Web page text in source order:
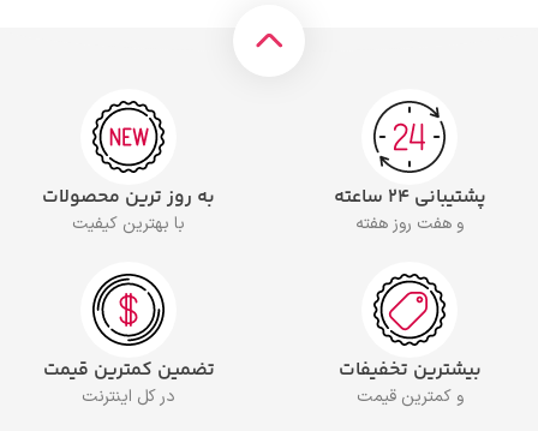
پشتیبانی ۲۴ ساعته
و هفت روز هفته
به روز ترین محصولات
با بهترین کیفیت
بیشترین تخفیفات
و کمترین قیمت
تضمین کمترین قیمت
در کل اینترنت